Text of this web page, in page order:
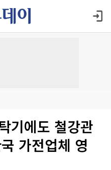
기에도 철강관
가전업체 영